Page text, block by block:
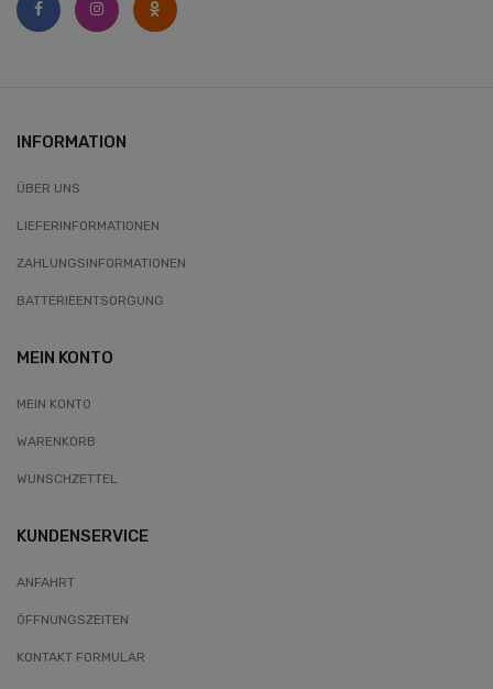
INFORMATION
ÜBER UNS
LIEFERINFORMATIONEN
ZAHLUNGSINFORMATIONEN
BATTERIEENTSORGUNG
MEIN KONTO
MEIN KONTO
WARENKORB
WUNSCHZETTEL
KUNDENSERVICE
ANFAHRT
ÖFFNUNGSZEITEN
KONTAKT FORMULAR